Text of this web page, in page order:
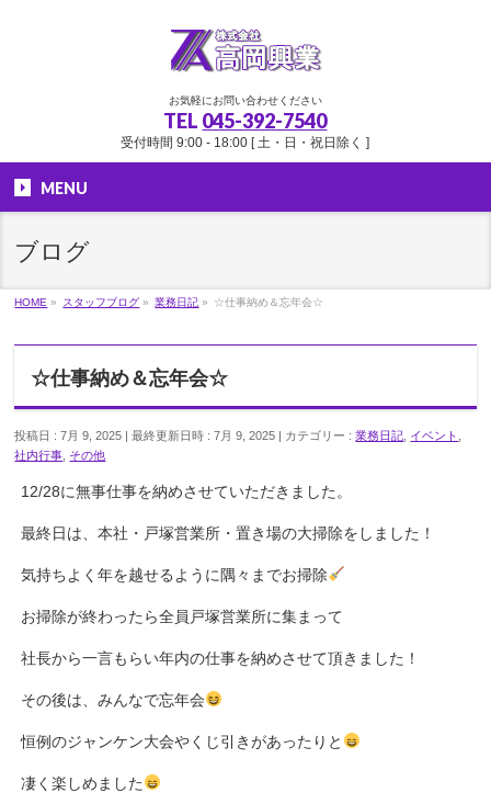
お気軽にお問い合わせください
TEL 045-392-7540
受付時間 9:00 - 18:00 [ 土・日・祝日除く ]
MENU
ブログ
HOME » スタッフブログ » 業務日記 » ☆仕事納め＆忘年会☆
☆仕事納め＆忘年会☆
投稿日 : 7月 9, 2025 最終更新日時 : 7月 9, 2025 カテゴリー :業務日記 イベント
社内行事 その他
12/28に無事仕事を納めさせていただきました。
最終日は、本社・戸塚営業所・置き場の大掃除をしました！
気持ちよく年を越せるように隅々までお掃除
お掃除が終わったら全員戸塚営業所に集まって
社長から一言もらい年内の仕事を納めさせて頂きました！
その後は、みんなで忘年会
恒例のジャンケン大会やくじ引きがあったりと
凄く楽しめました